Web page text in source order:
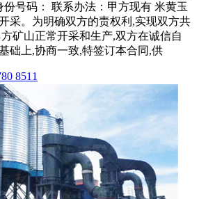
份号码： 联系办法：甲方现有 米黄玉
采。为明确双方的责权利,实现双方共
矿山正常开采和生产,双方在诚信自
础上,协商一致,特签订本合同,供
8511